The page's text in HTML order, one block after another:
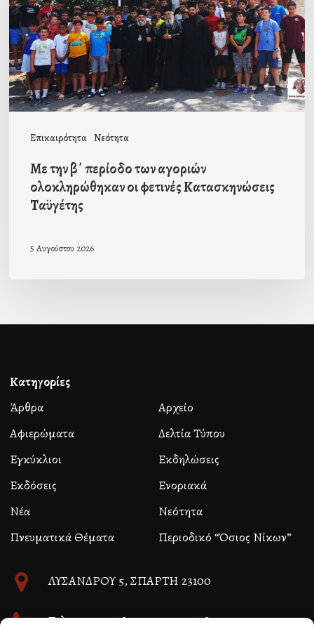
Επικαιρότητα Νεότητα
των
αγοριών
ολοκληρώθηκαν
οι
φετινές
Με την β΄ περίοδο των αγοριών
ολοκληρώθηκαν οι φετινές Κατασκηνώσεις
Ταϋγέτης
5 Αυγούστου 2026
Κατηγορίες
Άρθρα
Αρχείο
Αφιερώματα
Δελτία Τύπου
Εγκύκλιοι
Εκδηλώσεις
Εκδόσεις
Ενοριακά
Νέα
Νεότητα
Πνευματικά Θέματα
Περιοδικό “Όσιος Νίκων”
ΛΥΣΑΝΔΡΟΥ 5, ΣΠΑΡΤΗ 23100
Τηλ. 27310 26580 και 27310 26581